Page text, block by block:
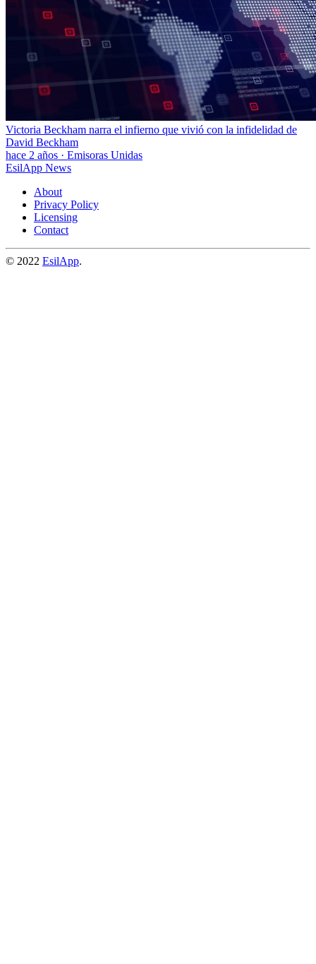
Victoria Beckham narra el infierno que vivió con la infidelidad de
David Beckham
hace 2 años · Emisoras Unidas
EsilApp News
About
Privacy Policy
Licensing
Contact
© 2022 EsilApp.